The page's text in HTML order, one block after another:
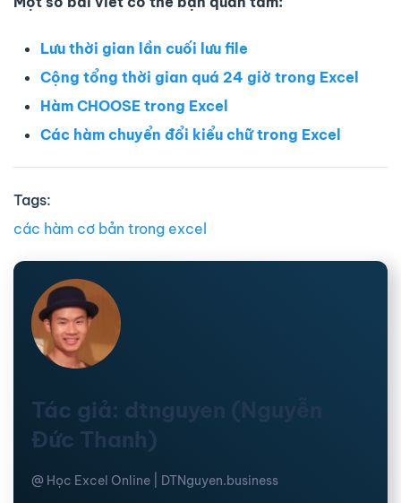
Lưu thời gian lần cuối lưu file
Cộng tổng thời gian quá 24 giờ trong Excel
Hàm CHOOSE trong Excel
Các hàm chuyển đổi kiểu chữ trong Excel
Tags:
các hàm cơ bản trong excel
Tác giả: dtnguyen (Nguyễn
Đức Thanh)
@ Học Excel Online | DTNguyen.business